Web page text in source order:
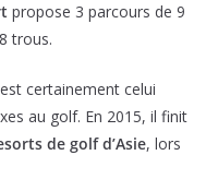
propose 3 parcours de 9
trous.
certainement celui
au golf. En 2015, il finit
de golf d’Asie, lors